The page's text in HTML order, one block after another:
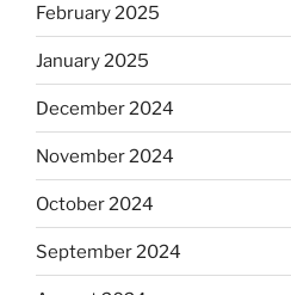
February 2025
January 2025
December 2024
November 2024
October 2024
September 2024